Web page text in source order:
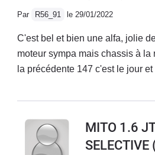
confortable.Très belle sonorité
d'accélerer, même avec la ligne
magnifique design, c'est une
regarder.
Par R56_91 le 29/01/2022
C'est bel et bien une alfa, jolie
moteur sympa mais chassis à la
la précédente 147 c'est le jour et le
km...).Je ne l'ai finalement
du haut moteur (multi air) et
quoi une conductrice à
MITO 1.6
SELECTIVE